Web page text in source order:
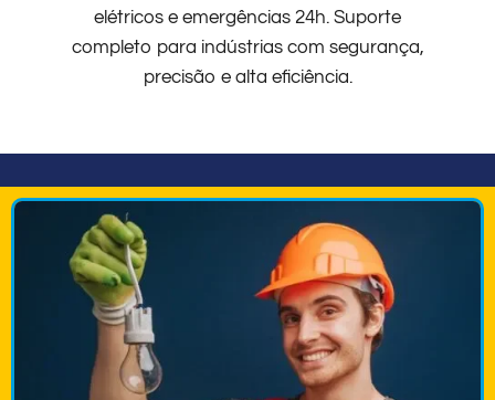
elétricos e emergências 24h. Suporte
completo para indústrias com segurança,
precisão e alta eficiência.